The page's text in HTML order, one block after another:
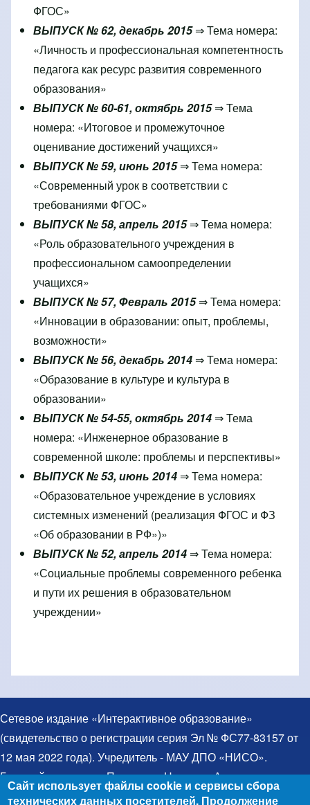
ФГОС»
ВЫПУСК № 62, декабрь 2015⇒ Тема номера:
«Личность и профессиональная компетентность
педагога как ресурс развития современного
образования»
ВЫПУСК № 60-61, октябрь 2015⇒ Тема
номера: «Итоговое и промежуточное
оценивание достижений учащихся»
ВЫПУСК № 59, июнь 2015 ⇒ Тема номера:
«Современный урок в соответствии с
требованиями ФГОС»
ВЫПУСК № 58, апрель 2015⇒ Тема номера:
«Роль образовательного учреждения в
профессиональном самоопределении
учащихся»
ВЫПУСК № 57, Февраль 2015⇒ Тема номера:
«Инновации в образовании: опыт, проблемы,
возможности»
ВЫПУСК № 56, декабрь 2014 ⇒ Тема номера:
«Образование в культуре и культура в
образовании»
ВЫПУСК № 54-55, октябрь 2014 ⇒ Тема
номера: «Инженерное образование в
современной школе: проблемы и перспективы»
ВЫПУСК № 53, июнь 2014 ⇒ Тема номера:
«Образовательное учреждение в условиях
системных изменений (реализация ФГОС и ФЗ
«Об образовании в РФ»)»
ВЫПУСК № 52, апрель 2014 ⇒ Тема номера:
«Социальные проблемы современного ребенка
и пути их решения в образовательном
учреждении»
Сетевое издание «Интерактивное образование»
(свидетельство о регистрации серия Эл № ФС77-83157 от
12 мая 2022 года). Учредитель - МАУ ДПО «НИСО».
Главный редактор – Протченко Надежда Александровна.
Телефон: 8(383)314-03-03. Электронная почта:
Сайт использует файлы cookie и сервисы сбора
технических данных посетителей. Продолжение